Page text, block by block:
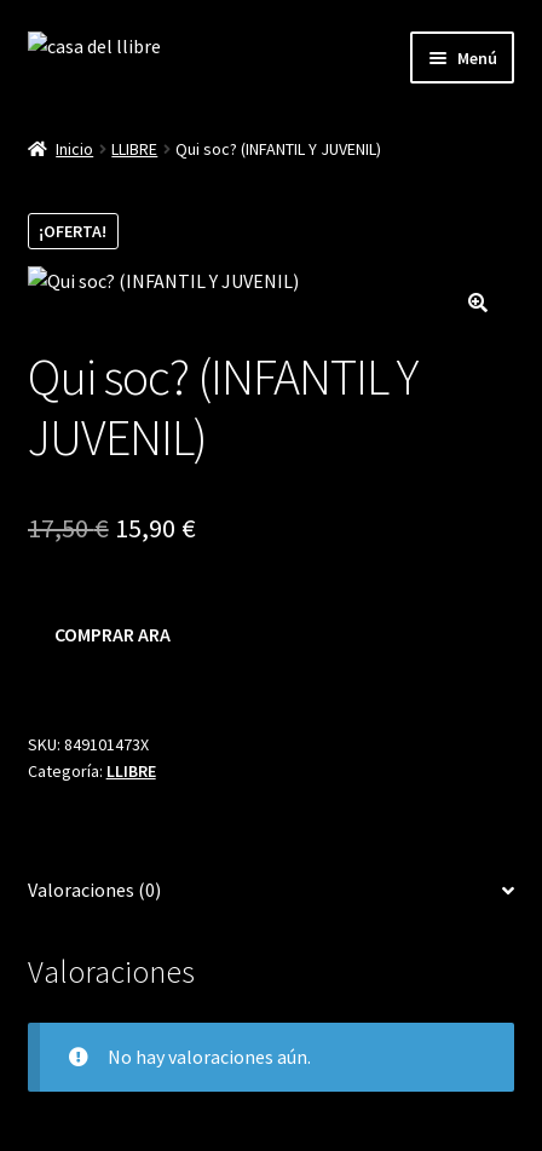
Ir
navegación
Ir
Menú
Cistella
La meva compte
Inicio LLIBRE Qui soc? (INFANTIL Y JUVENIL)
¡OFERTA!
Qui soc? (INFANTIL Y
JUVENIL)
17,50€ El
15,90 €El
COMPRAR ARA
SKU: 849101473X
Categoría: LLIBRE
Valoraciones (0)
Valoraciones
No hay valoraciones aún.